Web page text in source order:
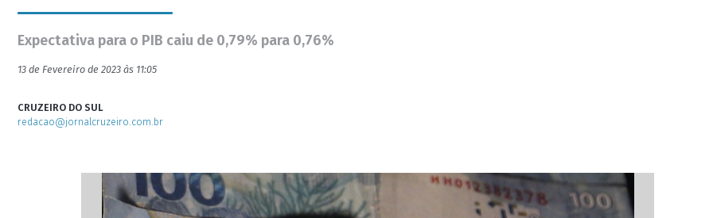
Expectativa para o PIB caiu de 0,79% para 0,76%
13 de Fevereiro de 2023 às 11:05
CRUZEIRO DO SUL
redacao@jornalcruzeiro.com.br